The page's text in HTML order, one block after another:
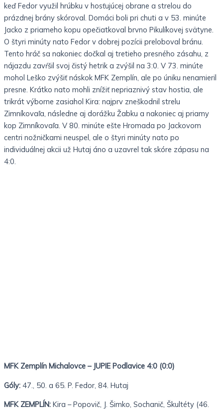
keď Fedor využil hrúbku v hosťujúcej obrane a strelou do
prázdnej brány skóroval. Domáci boli pri chuti a v 53. minúte
Jacko z priameho kopu opečiatkoval brvno Pikulíkovej svätyne.
O štyri minúty nato Fedor v dobrej pozícii preloboval bránu.
Tento hráč sa nakoniec dočkal aj tretieho presného zásahu, z
nájazdu zavŕšil svoj čistý hetrik a zvýšil na 3:0. V 73. minúte
mohol Leško zvýšiť náskok MFK Zemplín, ale po úniku nenamieril
presne. Krátko nato mohli znížiť nepriaznivý stav hostia, ale
trikrát výborne zasiahol Kira: najprv zneškodnil strelu
Zimníkovaľa, následne aj dorážku Žabku a nakoniec aj priamy
kop Zimníkovaľa. V 80. minúte ešte Hromada po Jackovom
centri nožničkami neuspel, ale o štyri minúty nato po
individuálnej akcii už Hutaj áno a uzavrel tak skóre zápasu na
4:0.
MFK Zemplín Michalovce – JUPIE Podlavice 4:0 (0:0)
Góly: 47., 50. a 65. P. Fedor, 84. Hutaj
MFK ZEMPLÍN: Kira – Popovič, J. Šimko, Sochanič, Škultéty (46.